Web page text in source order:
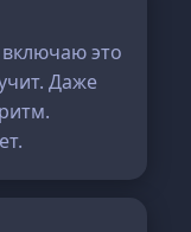
включаю это
Даже